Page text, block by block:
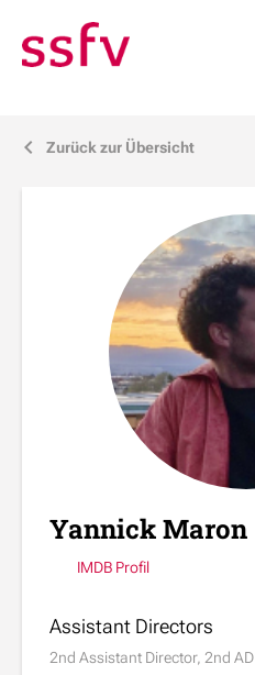
j Zurück zur Übersicht
Yannick Maron
IMDB Profil
Assistant Directors
2nd Assistant Director, 2nd AD